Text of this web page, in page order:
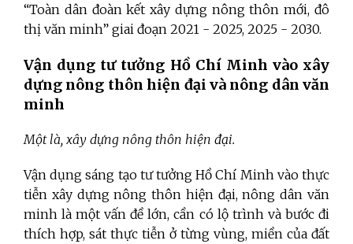
“Toàn dân đoàn kết xây dựng nông thôn mới, đô
thị văn minh” giai đoạn 2021 - 2025, 2025 - 2030.
Vận dụng tư tưởng Hồ Chí Minh vào xây
dựng nông thôn hiện đại và nông dân văn
minh
Một là, xây dựng nông thôn hiện đại.
Vận dụng sáng tạo tư tưởng Hồ Chí Minh vào thực
tiễn xây dựng nông thôn hiện đại, nông dân văn
minh là một vấn đề lớn, cần có lộ trình và bước đi
thích hợp, sát thực tiễn ở từng vùng, miền của đất